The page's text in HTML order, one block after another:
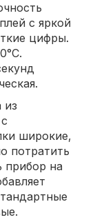
с яркой
цифры.
из
широкие,
потратить
прибор на